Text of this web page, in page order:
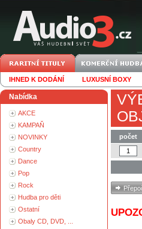
IHNED K DODÁNÍ LUXUSNÍ BOXY
Nabídka
AKCE
KAMPAŇ
NOVINKY
Country
Dance
Pop
Rock
Hudba pro děti
Ostatní
Obaly CD, DVD, ...
počet